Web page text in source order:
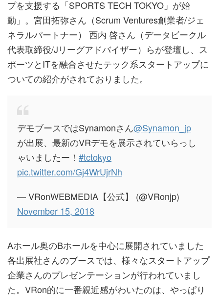
プを支援する「SPORTS TECH TOKYO」が始
動」。宮田拓弥さん（Scrum Ventures創業者/ジェ
ネラルパートナー） 西内 啓さん（データビークル
代表取締役/Jリーグアドバイザー）らが登壇し、ス
ポーツとITを融合させたテック系スタートアップに
ついての紹介がされておりました。
デモブースではSynamonさん@Synamon_jp
が出展、最新のVRデモを展示されていらっし
ゃいましたー！ #tctokyo
pic.twitter.com/Gj4WrUjrNh
— VRonWEBMEDIA【公式】 (@VRonjp)
November 15, 2018
Aホール奥のBホールを中心に展開されていました
各出展社さんのブースでは、様々なスタートアップ
企業さんのプレゼンテーションが行われていまし
た。VRon的に一番親近感がわいたのは、やっぱり